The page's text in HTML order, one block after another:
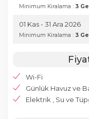
Minimum Kiralama : 3
01 Kas - 31 Ara 2026
Minimum Kiralama : 3
Wi-Fi
Günlük Havuz ve
Elektrik , Su ve